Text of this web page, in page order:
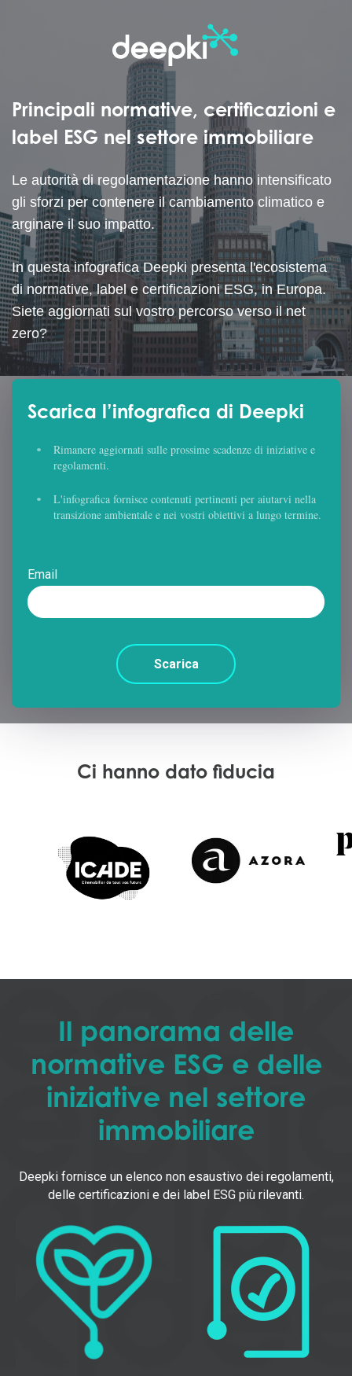
Principali normative, certificazioni e
label ESG nel settore immobiliare
Le autorità di regolamentazione hanno intensificato
gli sforzi per contenere il cambiamento climatico e
arginare il suo impatto.
In questa infografica Deepki presenta l'ecosistema
di normative, label e certificazioni ESG, in Europa.
Siete aggiornati sul vostro percorso verso il net
zero?
Scarica l’infografica di Deepki
Rimanere aggiornati sulle prossime scadenze di iniziative e
regolamenti.
L'infografica fornisce contenuti pertinenti per aiutarvi nella
transizione ambientale e nei vostri obiettivi a lungo termine.
Email
Ci hanno dato fiducia
Il panorama delle
normative ESG e delle
iniziative nel settore
immobiliare
Deepki fornisce un elenco non esaustivo dei regolamenti,
delle certificazioni e dei label ESG più rilevanti.